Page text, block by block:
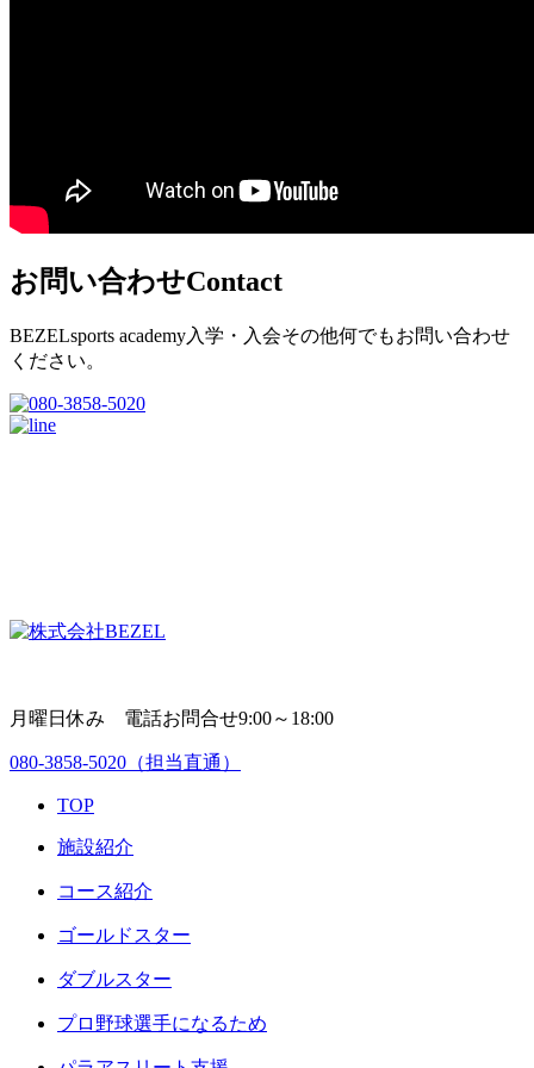
お問い合わせContact
BEZELsports academy入学・入会その他何でもお問い合わせ
ください。
月曜日休み 電話お問合せ9:00～18:00
080-3858-5020 （担当直通）
TOP
施設紹介
コース紹介
ゴールドスター
ダブルスター
プロ野球選手になるため